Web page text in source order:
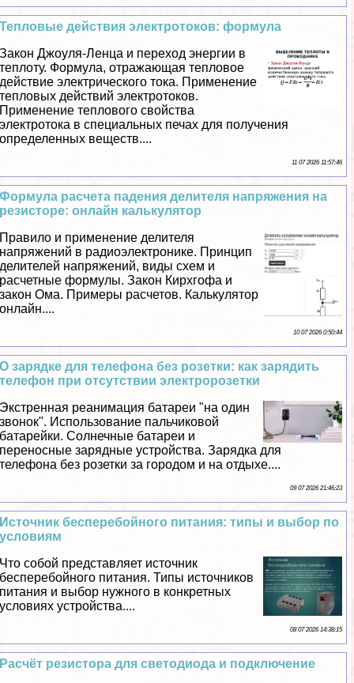
Тепловые действия электротоков: формула
Закон Джоуля-Ленца и переход энергии в
теплоту. Формула, отражающая тепловое
действие электрического тока. Применение
тепловых действий электротоков.
Применение теплового свойства
электротока в специальных печах для получения
определенных веществ....
11 07 2026 11:57:46
Формула расчета падения делителя напряжения на
резисторе: онлайн калькулятор
Правило и применение делителя
напряжений в радиоэлектронике. Принцип
делителей напряжений, виды схем и
расчетные формулы. Закон Кирхгофа и
закон Ома. Примеры расчетов. Калькулятор
онлайн....
10 07 2026 0:50:44
О зарядке для телефона без розетки: как зарядить
телефон при отсутствии электророзетки
Экстренная реанимация батареи "на один
звонок". Использование пальчиковой
батарейки. Солнечные батареи и
переносные зарядные устройства. Зарядка для
телефона без розетки за городом и на отдыхе....
09 07 2026 21:46:23
Источник бесперебойного питания: типы и выбор по
условиям
Что собой представляет источник
бесперебойного питания. Типы источников
питания и выбор нужного в конкретных
условиях устройства....
08 07 2026 14:38:15
Расчёт резистора для светодиода и подключение